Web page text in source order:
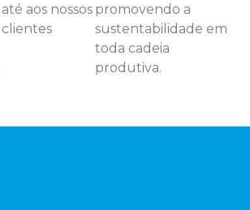
até aos nossos
clientes
promovendo a
sustentabilidade em
toda cadeia
produtiva.